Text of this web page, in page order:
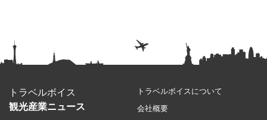
トラベルボイス
観光産業ニュース
トラベルボイスについて
会社概要